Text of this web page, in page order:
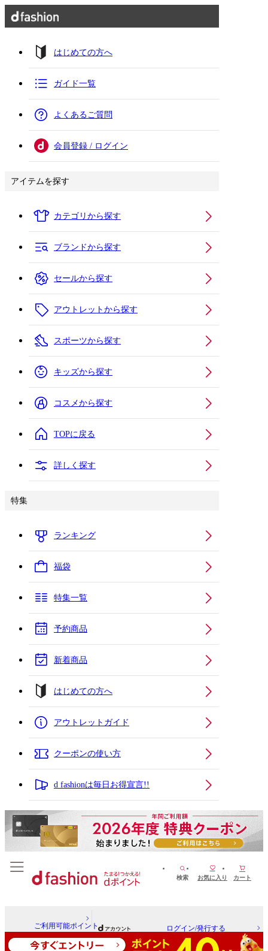
はじめての方へ
ガイド一覧
よくあるご質問
会員登録 / ログイン
アイテムを探す
カテゴリから探す
ブランドから探す
セールから探す
アウトレットから探す
スポーツから探す
キッズから探す
コスメから探す
TOPに戻る
詳しく探す
特集
ランキング
福袋
特集一覧
予約商品
新着商品
はじめての方へ
アウトレットガイド
クーポンの使い方
d fashionは毎日お得宣言!!
検索 お気に入り カート
ご利用可能ポイント ログイン/発行する